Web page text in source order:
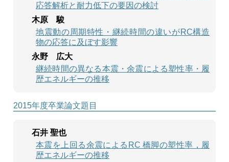
応答解析と耐力低下の要因の検討
木原 駿
地震動の周期特性・継続時間の違いがRC構造
物の応答に及ぼす影響
永野 広大
継続時間の異なる本震・余震による塑性率・履
歴エネルギーの推移
2015年度卒業論文題目
石井 聖也
本震を上回る余震によるRC 橋脚の塑性率，履
歴エネルギーの推移